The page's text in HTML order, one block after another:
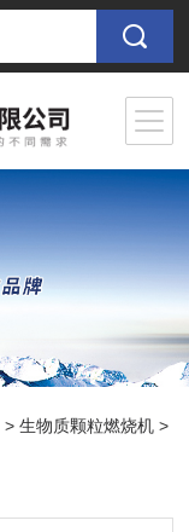
>生物质颗粒燃烧机 >